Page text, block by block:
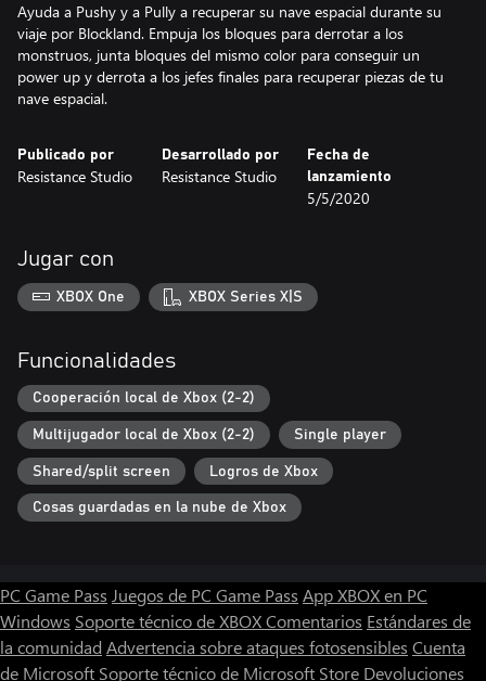
Ayuda a Pushy y a Pully a recuperar su nave espacial durante su
viaje por Blockland. Empuja los bloques para derrotar a los
monstruos, junta bloques del mismo color para conseguir un
power up y derrota a los jefes finales para recuperar piezas de tu
nave espacial.
Publicado por
Resistance Studio
Desarrollado por
Resistance Studio
Fecha de
lanzamiento
5/5/2020
Jugar con
XBOX One XBOX Series X|S
Funcionalidades
Cooperación local de Xbox (2-2)
Multijugador local de Xbox (2-2) Single player
Shared/split screen Logros de Xbox
Cosas guardadas en la nube de Xbox
PC Game Pass Juegos de PC Game Pass App XBOX en PC
Windows Soporte técnico de XBOXComentarios Estándares de
la comunidad Advertencia sobre ataques fotosensibles Cuenta
de Microsoft Soporte técnico de Microsoft Store Devoluciones